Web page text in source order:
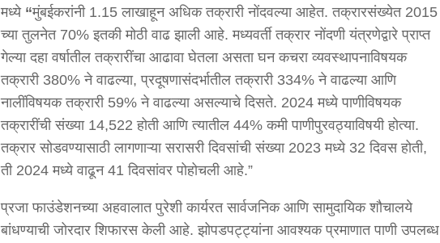
मध्ये “मुंबईकरांनी 1.15 लाखाहून अधिक तक्रारी नोंदवल्या आहेत. तक्रारसंख्येत 2015
च्या तुलनेत 70% इतकी मोठी वाढ झाली आहे. मध्यवर्ती तक्रार नोंदणी यंत्रणेद्वारे प्राप्त
गेल्या दहा वर्षातील तक्रारींचा आढावा घेतला असता घन कचरा व्यवस्थापनाविषयक
तक्रारी 380% ने वाढल्या, प्रदूषणासंदर्भातील तक्रारी 334% ने वाढल्या आणि
नालींविषयक तक्रारी 59% ने वाढल्या असल्याचे दिसते. 2024 मध्ये पाणीविषयक
तक्रारींची संख्या 14,522 होती आणि त्यातील 44% कमी पाणीपुरवठ्याविषयी होत्या.
तक्रार सोडवण्यासाठी लागणाऱ्या सरासरी दिवसांची संख्या 2023 मध्ये 32 दिवस होती,
ती 2024 मध्ये वाढून 41 दिवसांवर पोहोचली आहे.”
प्रजा फाउंडेशनच्या अहवालात पुरेशी कार्यरत सार्वजनिक आणि सामुदायिक शौचालये
बांधण्याची जोरदार शिफारस केली आहे. झोपडपट्ट्यांना आवश्यक प्रमाणात पाणी उपलब्ध